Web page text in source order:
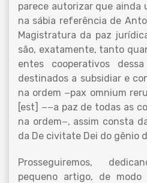
parece autorizar que ainda
na sábia referência de
Magistratura da paz
são, exatamente, tanto
entes cooperativos
destinados a subsidiar e
na ordem −pax omnium
[est] −−a paz de todas as
na ordem−, assim consta
da De civitate Dei do gênio
Prosseguiremos,
pequeno artigo, de